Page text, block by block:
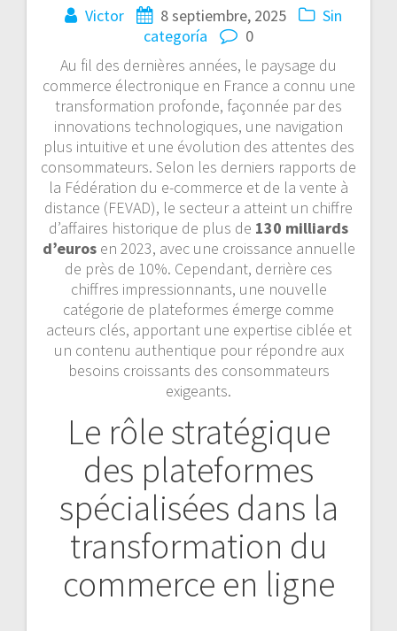
Victor 8 septiembre, 2025
Sin
categoría
0
Au fil des dernières années, le paysage du
commerce électronique en France a connu une
transformation profonde, façonnée par des
innovations technologiques, une navigation
plus intuitive et une évolution des attentes des
consommateurs. Selon les derniers rapports de
la Fédération du e-commerce et de la vente à
distance (FEVAD), le secteur a atteint un chiffre
d’affaires historique de plus de 130 milliards
d’eurosen 2023, avec une croissance annuelle
de près de 10%. Cependant, derrière ces
chiffres impressionnants, une nouvelle
catégorie de plateformes émerge comme
acteurs clés, apportant une expertise ciblée et
un contenu authentique pour répondre aux
besoins croissants des consommateurs
exigeants.
Le rôle stratégique
des plateformes
spécialisées dans la
transformation du
commerce en ligne